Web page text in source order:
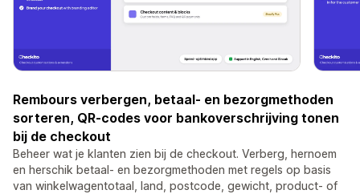
Rembours verbergen, betaal- en bezorgmethoden
sorteren, QR-codes voor bankoverschrijving tonen
bij de checkout
Beheer wat je klanten zien bij de checkout. Verberg, hernoem
en herschik betaal- en bezorgmethoden met regels op basis
van winkelwagentotaal, land, postcode, gewicht, product- of